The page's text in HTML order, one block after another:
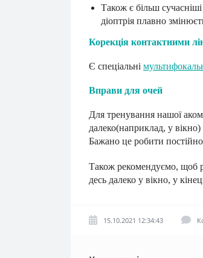
Також є більш
діоптрія плавно
Корекція контактними
Є спеціальні
Вправи для очей
Для тренування нашої
далеко(наприклад, у вікно)
Бажано це робити
Також рекомендуємо, щоб
десь далеко у вікно, у
15.10.2021 12:34:43